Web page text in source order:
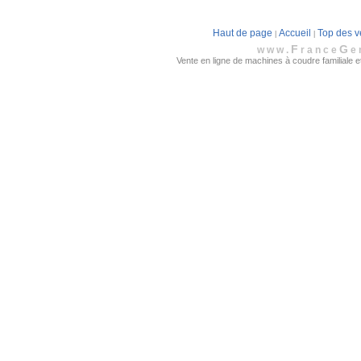
Haut de page Accueil
Top des
www. F rance G
Vente en ligne de machines à coudre familiale